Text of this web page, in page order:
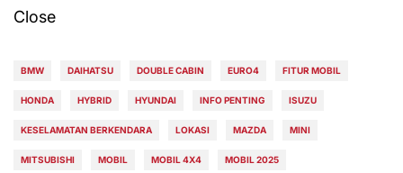
Close
BMW DAIHATSU DOUBLE CABIN EURO4 FITUR MOBIL
HONDA HYBRID HYUNDAI INFO PENTING ISUZU
KESELAMATAN BERKENDARA LOKASI MAZDA MINI
MITSUBISHI MOBIL MOBIL 4X4 MOBIL 2025